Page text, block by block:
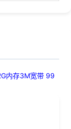
内存3M宽带 99